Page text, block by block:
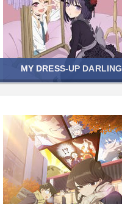
MY DRESS-UP DARLING